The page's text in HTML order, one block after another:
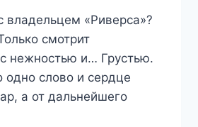
«Риверса»?
смотрит
нежностью и… Грустью.
слово и сердце
а от дальнейшего